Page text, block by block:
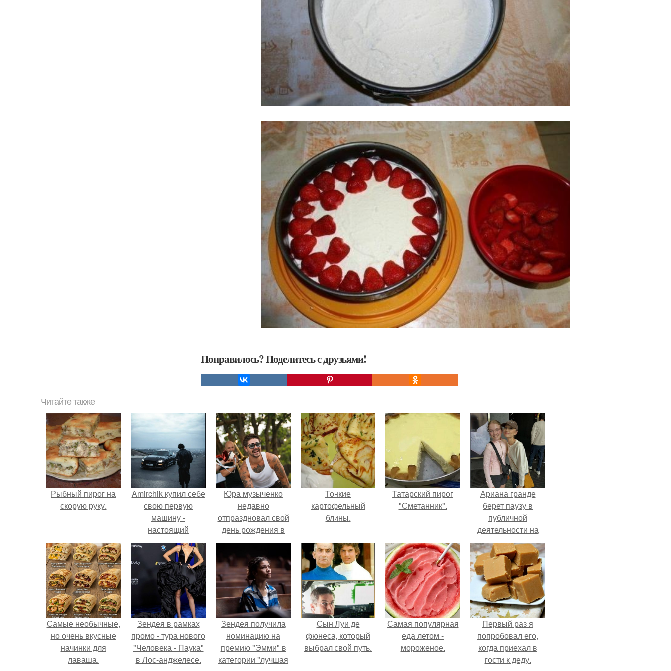
Понравилось? Поделитесь с друзьями!
Читайте также
Рыбный пирог на
скорую руку.
Amirchik купил себе
свою первую
машину -
настоящий
автомобиль мечты
для многих
автолюбителей.
Юра музыченко
недавно
отпраздновал свой
день рождения в
кругу самых
близких и родных
людей.
Тонкие
картофельный
блины.
Татарский пирог
"Сметанник".
Ариана гранде
берет паузу в
публичной
деятельности на
фоне слухов о
своем здоровье.
Самые необычные,
но очень вкусные
начинки для
лаваша.
Зендея в рамках
промо - тура нового
"Человека - Паука"
в Лос-анджелесе.
Зендея получила
номинацию на
премию "Эмми" в
категории "лучшая
Сын Луи де
фюнеса, который
выбрал свой путь.
Самая популярная
еда летом -
мороженое.
Первый раз я
попробовал его,
когда приехал в
гости к деду.